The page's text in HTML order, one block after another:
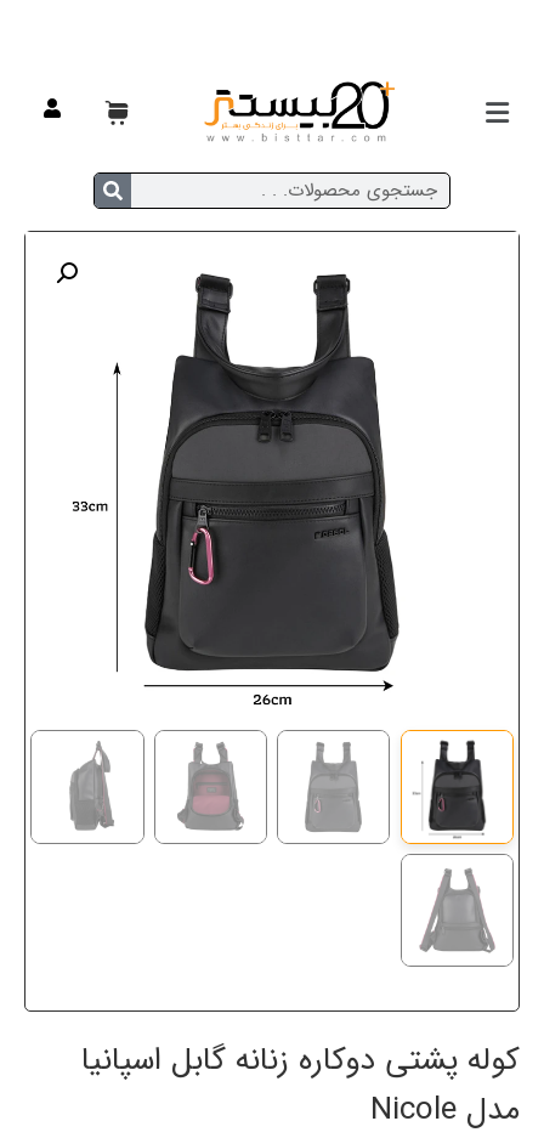
کوله پشتی دوکاره زنانه گابل اسپانیا
مدل Nicole